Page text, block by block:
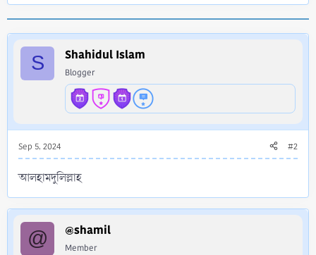
t
i
S Shahidul Islam
Blogger
Sep 5, 2024 #2
আলহামদুলিল্লাহ
@ @shamil
Member